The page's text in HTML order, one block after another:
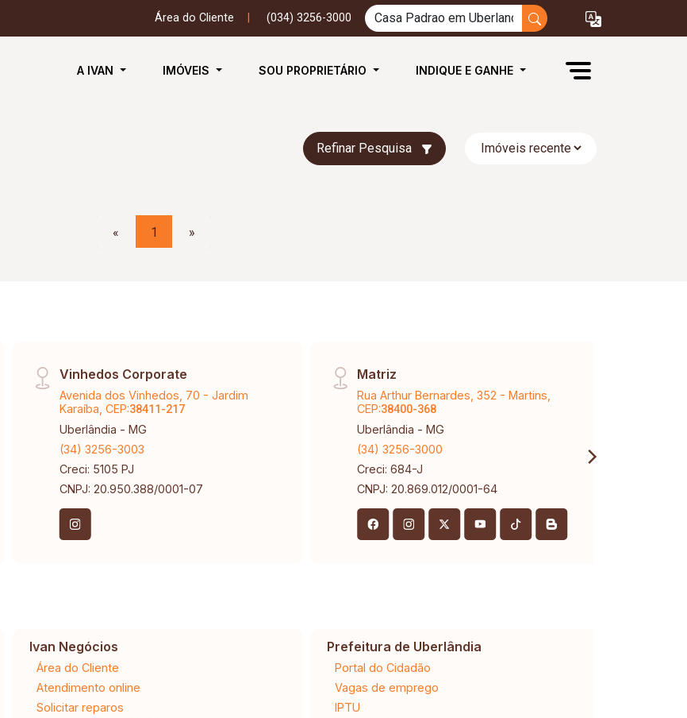
Área do Cliente (034) 3256-3000
A IVAN IMÓVEIS SOU PROPRIETÁRIO INDIQUE E GANHE
Refinar Pesquisa
« 1 »
Vinhedos Corporate
Avenida dos Vinhedos, 70 - Jardim
Karaíba, CEP:38411-217
Uberlândia - MG
(34) 3256-3003
Creci: 5105 PJ
CNPJ: 20.950.388/0001-07
Matriz
Rua Arthur Bernardes, 352 - Martins,
CEP:38400-368
Uberlândia - MG
(34) 3256-3000
Creci: 684-J
CNPJ: 20.869.012/0001-64
Ivan Negócios
Área do Cliente
Atendimento online
Solicitar reparos
Prefeitura de Uberlândia
Portal do Cidadão
Vagas de emprego
IPTU